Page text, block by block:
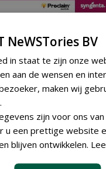
NeWSTories BV
in staat te zijn onze
aan de wensen en
maken wij
zijn voor ons
u een prettige website
blijven ontwikkelen.